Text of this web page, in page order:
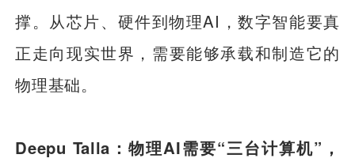
撑。从芯片、硬件到物理AI，数字智能要真
正走向现实世界，需要能够承载和制造它的
物理基础。
Deepu Talla ：物理AI需要“三台计算机”，